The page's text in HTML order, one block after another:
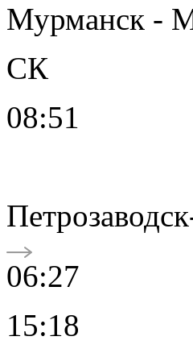
Мурманск -
СК
08:51
06:27
15:18